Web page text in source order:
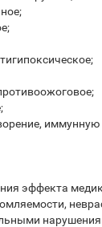
иммунную
эффекта